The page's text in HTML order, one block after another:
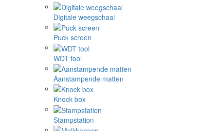
Digitale weegschaal
Puck screen
WDT tool
Aanstampende matten
Knock box
Stampstation